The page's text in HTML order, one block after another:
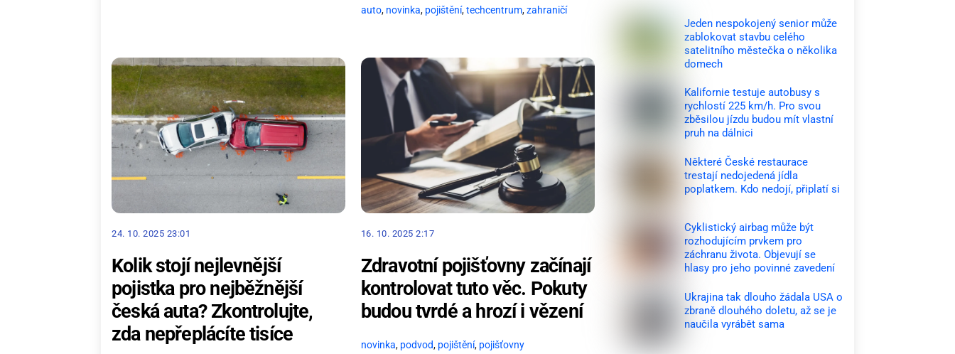
auto, novinka, pojištění,techcentrum,zahraničí
24. 10. 2025 23:01
Kolik stojí nejlevnější
pojistka pro nejběžnější
česká auta? Zkontrolujte,
zda nepřeplácíte tisíce
16. 10. 2025 2:17
Zdravotní pojišťovny začínají
kontrolovat tuto věc. Pokuty
budou tvrdé a hrozí i vězení
novinka, podvod, pojištění, pojišťovny
Jeden nespokojený senior může
zablokovat stavbu celého
satelitního městečka o několika
domech
Kalifornie testuje autobusy s
rychlostí 225 km/h. Pro svou
zběsilou jízdu budou mít vlastní
pruh na dálnici
Některé České restaurace
trestají nedojedená jídla
poplatkem. Kdo nedojí, připlatí si
Cyklistický airbag může být
rozhodujícím prvkem pro
záchranu života. Objevují se
hlasy pro jeho povinné zavedení
Ukrajina tak dlouho žádala USA o
zbraně dlouhého doletu, až se je
naučila vyrábět sama